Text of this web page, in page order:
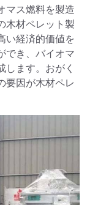
マス燃料を製造
木材ペレット製
い経済的価値を
でき、バイオマ
ます。おがく
要因が木材ペレ